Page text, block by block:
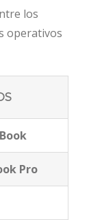
los
operativos
Pro